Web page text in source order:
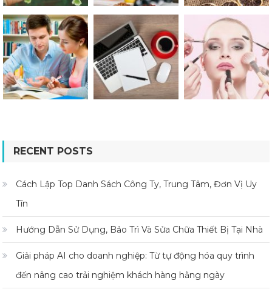
RECENT POSTS
Cách Lập Top Danh Sách Công Ty, Trung Tâm, Đơn Vị Uy
Tín
Hướng Dẫn Sử Dụng, Bảo Trì Và Sửa Chữa Thiết Bị Tại Nhà
Giải pháp AI cho doanh nghiệp: Từ tự động hóa quy trình
đến nâng cao trải nghiệm khách hàng hằng ngày